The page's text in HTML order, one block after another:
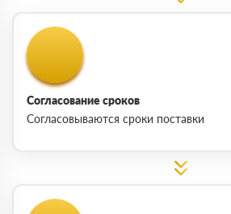
Согласование сроков
Согласовываются сроки поставки